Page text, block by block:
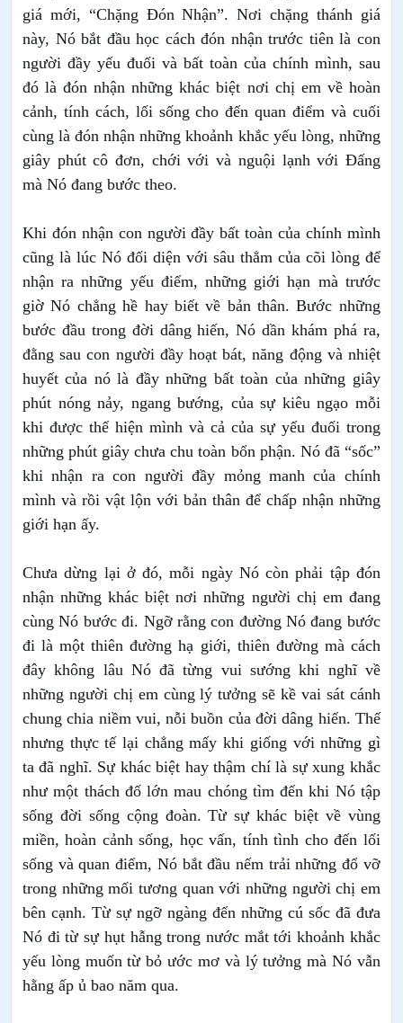
giá mới, “Chặng Đón Nhận”. Nơi chặng thánh giá
này, Nó bắt đầu học cách đón nhận trước tiên là con
người đầy yếu đuối và bất toàn của chính mình, sau
đó là đón nhận những khác biệt nơi chị em về hoàn
cảnh, tính cách, lối sống cho đến quan điểm và cuối
cùng là đón nhận những khoảnh khắc yếu lòng, những
giây phút cô đơn, chới với và nguội lạnh với Đấng
mà Nó đang bước theo.
Khi đón nhận con người đầy bất toàn của chính mình
cũng là lúc Nó đối diện với sâu thẳm của cõi lòng để
nhận ra những yếu điểm, những giới hạn mà trước
giờ Nó chẳng hề hay biết về bản thân. Bước những
bước đầu trong đời dâng hiến, Nó dần khám phá ra,
đằng sau con người đầy hoạt bát, năng động và nhiệt
huyết của nó là đầy những bất toàn của những giây
phút nóng nảy, ngang bướng, của sự kiêu ngạo mỗi
khi được thể hiện mình và cả của sự yếu đuối trong
những phút giây chưa chu toàn bổn phận. Nó đã “sốc”
khi nhận ra con người đầy mỏng manh của chính
mình và rồi vật lộn với bản thân để chấp nhận những
giới hạn ấy.
Chưa dừng lại ở đó, mỗi ngày Nó còn phải tập đón
nhận những khác biệt nơi những người chị em đang
cùng Nó bước đi. Ngỡ rằng con đường Nó đang bước
đi là một thiên đường hạ giới, thiên đường mà cách
đây không lâu Nó đã từng vui sướng khi nghĩ về
những người chị em cùng lý tưởng sẽ kề vai sát cánh
chung chia niềm vui, nỗi buồn của đời dâng hiến. Thế
nhưng thực tế lại chẳng mấy khi giống với những gì
ta đã nghĩ. Sự khác biệt hay thậm chí là sự xung khắc
như một thách đố lớn mau chóng tìm đến khi Nó tập
sống đời sống cộng đoàn. Từ sự khác biệt về vùng
miền, hoàn cảnh sống, học vấn, tính tình cho đến lối
sống và quan điểm, Nó bắt đầu nếm trải những đổ vỡ
trong những mối tương quan với những người chị em
bên cạnh. Từ sự ngỡ ngàng đến những cú sốc đã đưa
Nó đi từ sự hụt hẫng trong nước mắt tới khoảnh khắc
yếu lòng muốn từ bỏ ước mơ và lý tưởng mà Nó vẫn
hằng ấp ủ bao năm qua.